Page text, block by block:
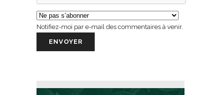
Notifiez-moi par e-mail des commentaires à venir.